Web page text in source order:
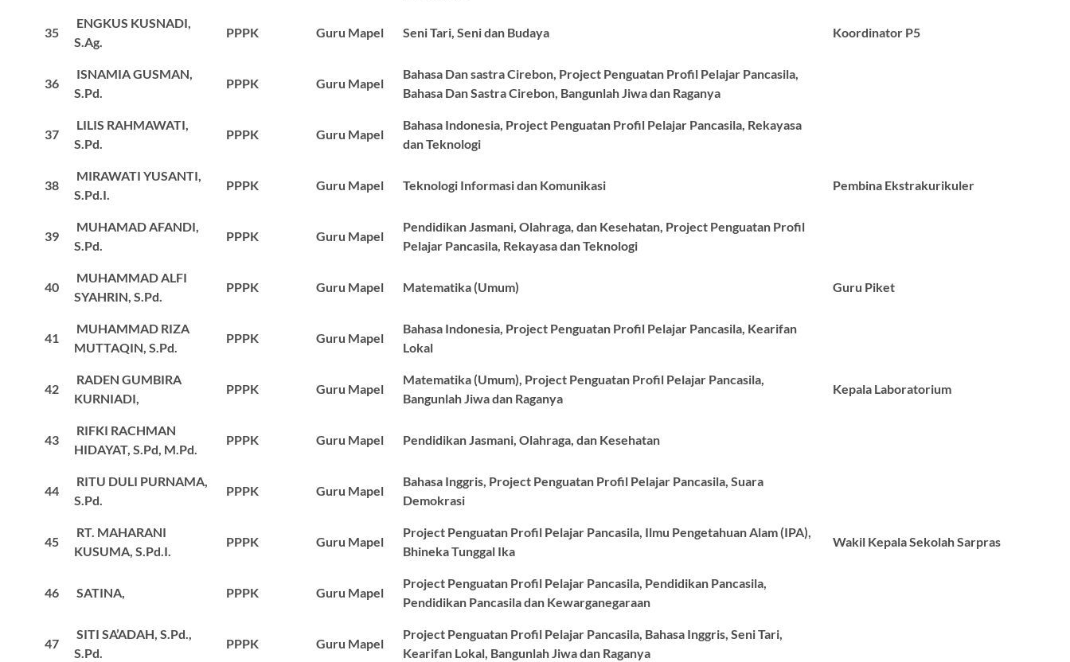
35
ENGKUS KUSNADI,
S.Ag.
PPPK Guru Mapel Seni Tari, Seni dan Budaya Koordinator P5
36
ISNAMIA GUSMAN,
S.Pd.
PPPK Guru Mapel
Bahasa Dan sastra Cirebon, Project Penguatan Profil Pelajar Pancasila,
Bahasa Dan Sastra Cirebon, Bangunlah Jiwa dan Raganya
37
LILIS RAHMAWATI,
S.Pd.
PPPK Guru Mapel
Bahasa Indonesia, Project Penguatan Profil Pelajar Pancasila, Rekayasa
dan Teknologi
38
MIRAWATI YUSANTI,
S.Pd.I.
PPPK Guru Mapel Teknologi Informasi dan Komunikasi Pembina Ekstrakurikuler
39
MUHAMAD AFANDI,
S.Pd.
PPPK Guru Mapel
Pendidikan Jasmani, Olahraga, dan Kesehatan, Project Penguatan Profil
Pelajar Pancasila, Rekayasa dan Teknologi
40
MUHAMMAD ALFI
SYAHRIN, S.Pd.
PPPK Guru Mapel Matematika (Umum) Guru Piket
41
MUHAMMAD RIZA
MUTTAQIN, S.Pd.
PPPK Guru Mapel
Bahasa Indonesia, Project Penguatan Profil Pelajar Pancasila, Kearifan
Lokal
42
RADEN GUMBIRA
KURNIADI,
PPPK Guru Mapel
Matematika (Umum), Project Penguatan Profil Pelajar Pancasila,
Bangunlah Jiwa dan Raganya
Kepala Laboratorium
43
RIFKI RACHMAN
HIDAYAT, S.Pd, M.Pd.
PPPK Guru Mapel Pendidikan Jasmani, Olahraga, dan Kesehatan
44
RITU DULI PURNAMA,
S.Pd.
PPPK Guru Mapel
Bahasa Inggris, Project Penguatan Profil Pelajar Pancasila, Suara
Demokrasi
45
RT. MAHARANI
KUSUMA, S.Pd.I.
PPPK Guru Mapel
Project Penguatan Profil Pelajar Pancasila, Ilmu Pengetahuan Alam (IPA),
Bhineka Tunggal Ika
Wakil Kepala Sekolah Sarpras
46 SATINA, PPPK Guru Mapel
Project Penguatan Profil Pelajar Pancasila, Pendidikan Pancasila,
Pendidikan Pancasila dan Kewarganegaraan
47
SITI SA’ADAH, S.Pd.,
S.Pd.
PPPK Guru Mapel
Project Penguatan Profil Pelajar Pancasila, Bahasa Inggris, Seni Tari,
Kearifan Lokal, Bangunlah Jiwa dan Raganya